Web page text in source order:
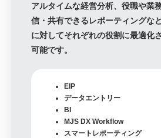
アルタイムな経営分析、役職や業
信・共有できるレポーティングな
に対してそれぞれの役割に最適化
可能です。
EIP
データエントリー
BI
MJS DX Workflow
スマートレポーティング